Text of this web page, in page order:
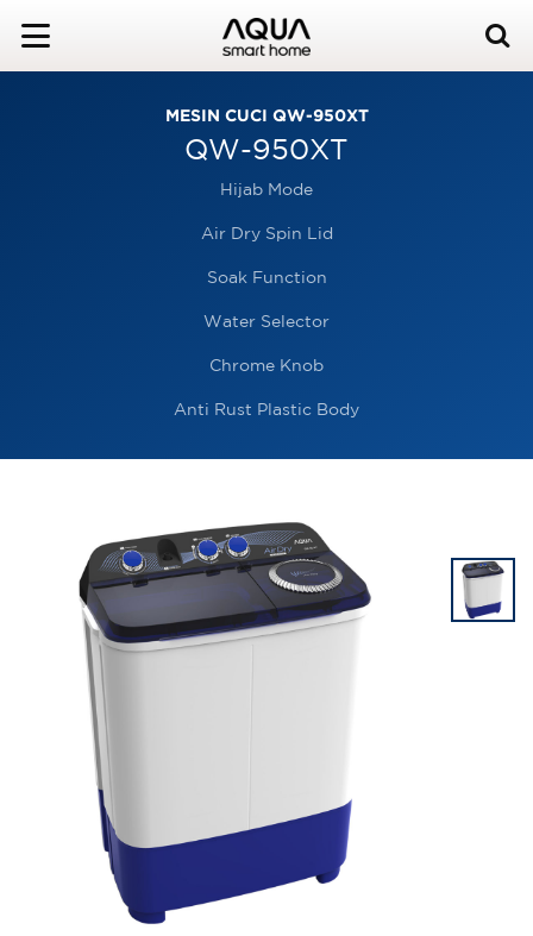
MESIN CUCI QW-950XT
QW-950XT
Hijab Mode
Air Dry Spin Lid
Soak Function
Water Selector
Chrome Knob
Anti Rust Plastic Body